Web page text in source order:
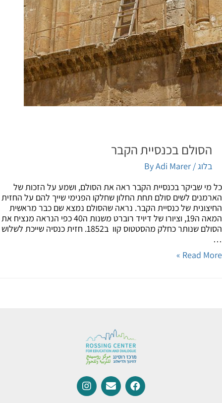
הסולם בכנסיית הקבר
בלוג/ By
Adi Marer
שביקר בכנסיית הקבר ראה את הסולם, ושמע על הזכות של
לשים סולם תחת החלון שחלקו הפנימי שייך להם על החזית
של כנסיית הקבר. נראה שהסולם נמצא שם כבר מראשית
המאה ה19, וציורו של דיויד רוברט משנות ה40 כפי הנראה מנציח את
הסולם שנותר כחלק מהסטטוס קוו ב1852. חזית כנסיה שייכת לשלוש
Read